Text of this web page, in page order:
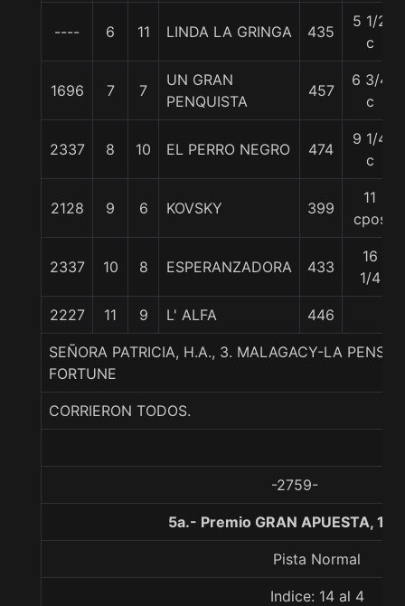
---- 6 11 LINDA LA GRINGA 435
5 1/2
c
1696 7 7
UN GRAN
PENQUISTA
457
6 3/4
c
2337 8 10 EL PERRO NEGRO 474
9 1/4
c
2128 9 6 KOVSKY 399
11
cpos
2337 10 8 ESPERANZADORA 433
16
1/4
2227 11 9 L' ALFA 446
SEÑORA PATRICIA, H.A., 3. MALAGACY-LA
FORTUNE
CORRIERON TODOS.
-2759-
5a.- Premio GRAN APUESTA,
Pista Normal
Indice: 14 al 4